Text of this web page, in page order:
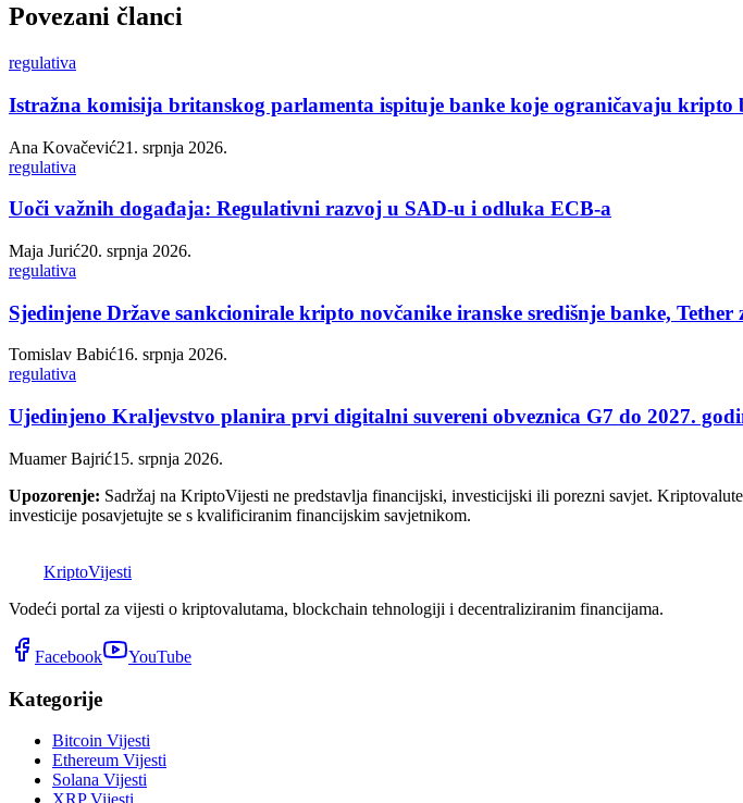
Povezani članci
regulativa
Istražna komisija britanskog parlamenta ispituje banke koje ograničavaju kripto
Ana Kovačević21. srpnja 2026.
regulativa
Uoči važnih događaja: Regulativni razvoj u SAD-u i odluka ECB-a
Maja Jurić20. srpnja 2026.
regulativa
Sjedinjene Države sankcionirale kripto novčanike iranske središnje banke,
Tomislav Babić16. srpnja 2026.
regulativa
Ujedinjeno Kraljevstvo planira prvi digitalni suvereni obveznica G7 do 2027.
Muamer Bajrić15. srpnja 2026.
Upozorenje: Sadržaj na KriptoVijesti ne predstavlja financijski, investicijski ili porezni savjet.
investicije posavjetujte se s kvalificiranim financijskim savjetnikom.
KriptoVijesti
Vodeći portal za vijesti o kriptovalutama, blockchain tehnologiji i decentraliziranim financijama.
Facebook YouTube
Kategorije
Bitcoin Vijesti
Ethereum Vijesti
Solana Vijesti